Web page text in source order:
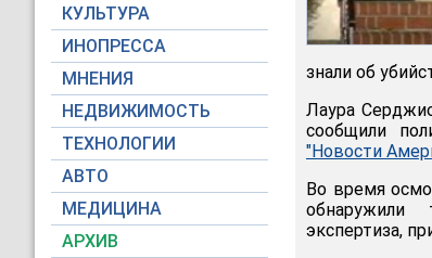
КУЛЬТУРА
ИНОПРЕССА
МНЕНИЯ
НЕДВИЖИМОСТЬ
ТЕХНОЛОГИИ
АВТО
МЕДИЦИНА
АРХИВ
знали об
Лаура
сообщили
"Новости
Во время
обнаружили
экспертиза,